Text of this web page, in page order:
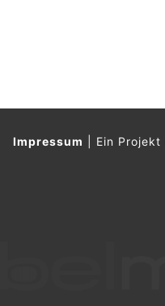
Impressum Ein